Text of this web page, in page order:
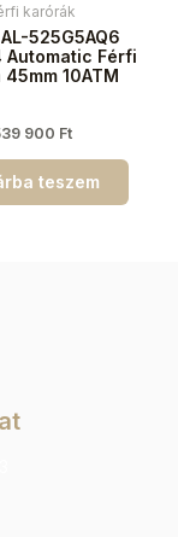
karórák
525G5AQ6
Automatic Férfi
10ATM
900 Ft
teszem